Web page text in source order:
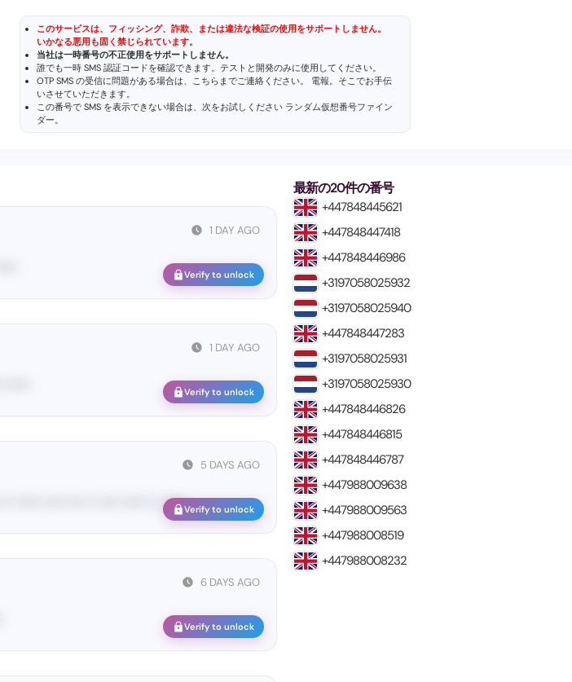
このサービスは、フィッシング、詐欺、または違法な検証の使用をサポートしません。
いかなる悪用も固く禁じられています。
当社は一時番号の不正使用をサポートしません。
誰でも一時 SMS 認証コードを確認できます。テストと開発のみに使用してください。
OTP SMS の受信に問題がある場合は、こちらまでご連絡ください。 電報。そこでお手伝
いさせていただきます。
この番号で SMS を表示できない場合は、次をお試しください ランダム仮想番号ファイン
ダー。
1 DAY AGO
Verify to unlock
1 DAY AGO
Verify to unlock
5 DAYS AGO
•••••• ••••• •••• •• ••••• •••••• •• ••••••Verify to unlock
6 DAYS AGO
Verify to unlock
最新の20件の番号
+447848445621
+447848447418
+447848446986
+3197058025932
+3197058025940
+447848447283
+3197058025931
+3197058025930
+447848446826
+447848446815
+447848446787
+447988009638
+447988009563
+447988008519
+447988008232